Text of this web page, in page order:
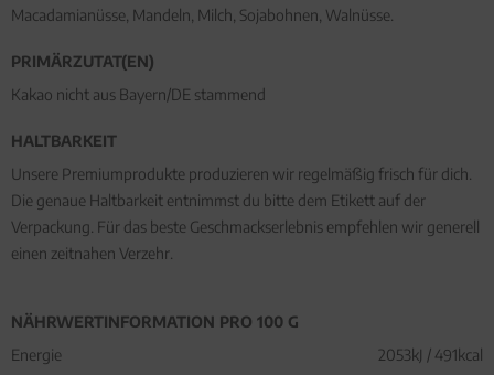
Macadamianüsse, Mandeln, Milch, Sojabohnen, Walnüsse.
PRIMÄRZUTAT(EN)
Kakao nicht aus Bayern/DE stammend
HALTBARKEIT
Unsere Premiumprodukte produzieren wir regelmäßig frisch für dich.
Die genaue Haltbarkeit entnimmst du bitte dem Etikett auf der
Verpackung. Für das beste Geschmackserlebnis empfehlen wir generell
einen zeitnahen Verzehr.
NÄHRWERTINFORMATION PRO 100 G
Energie
2053kJ / 491kcal